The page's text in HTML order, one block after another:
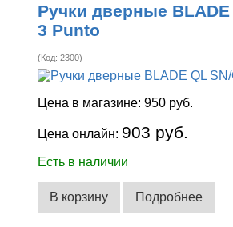
Ручки дверные BLADE
3 Punto
(Код:2300)
Цена в магазине:950 руб.
Цена онлайн: 903 руб.
Есть в наличии
В корзину Подробнее